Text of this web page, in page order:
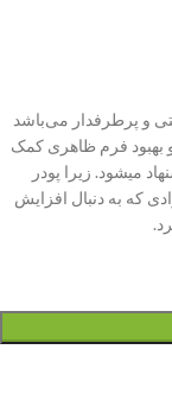
و پرطرفدار می‌باشد
بهبود فرم ظاهری کمک
میشود. زیرا پودر
که به دنبال افزایش